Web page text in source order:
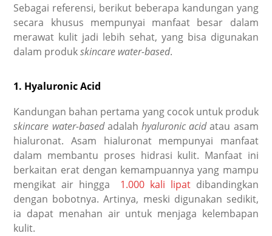
Sebagai referensi, berikut beberapa kandungan yang
secara khusus mempunyai manfaat besar dalam
merawat kulit jadi lebih sehat, yang bisa digunakan
dalam produkskincare water-based.
1. Hyaluronic Acid
Kandungan bahan pertama yang cocok untuk produk
skincare water-basedadalah hyaluronic acidatau asam
hialuronat. Asam hialuronat mempunyai manfaat
dalam membantu proses hidrasi kulit. Manfaat ini
berkaitan erat dengan kemampuannya yang mampu
mengikat air hingga 1.000 kali lipatdibandingkan
dengan bobotnya. Artinya, meski digunakan sedikit,
ia dapat menahan air untuk menjaga kelembapan
kulit.